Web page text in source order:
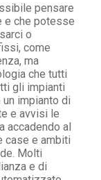
pensare
e che potesse
o
come
ma
che tutti
gli impianti
impianto di
e avvisi le
accadendo al
case e ambiti
Molti
e di